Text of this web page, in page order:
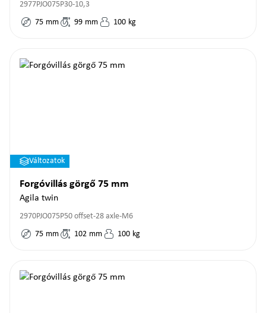
2977PJO075P30-10,3
75 mm 99 mm 100 kg
Változatok
Forgóvillás görgő 75 mm
Agila twin
2970PJO075P50 offset-28 axle-M6
75 mm 102 mm 100 kg